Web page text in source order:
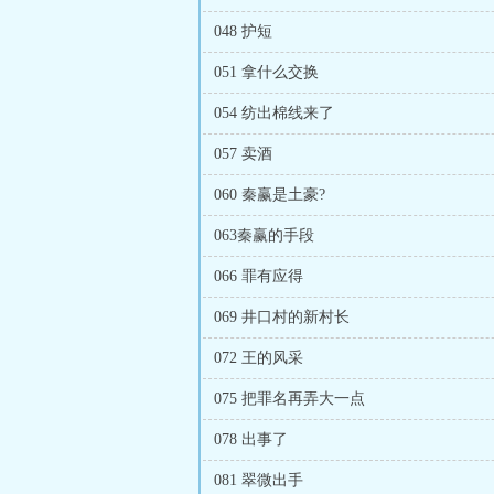
048 护短
051 拿什么交换
054 纺出棉线来了
057 卖酒
060 秦赢是土豪?
063秦赢的手段
066 罪有应得
069 井口村的新村长
072 王的风采
075 把罪名再弄大一点
078 出事了
081 翠微出手